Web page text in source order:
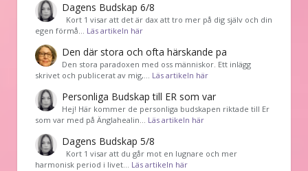
Dagens Budskap 6/8
Kort 1 visar att det är dax att tro mer på dig själv och din
egen förmå… Läs artikeln här
Den där stora och ofta härskande pa
Den stora paradoxen med oss människor. Ett inlägg
skrivet och publicerat av mig,… Läs artikeln här
Personliga Budskap till ER som var
Hej! Här kommer de personliga budskapen riktade till Er
som var med på Änglahealin… Läs artikeln här
Dagens Budskap 5/8
Kort 1 visar att du går mot en lugnare och mer
harmonisk period i livet… Läs artikeln här